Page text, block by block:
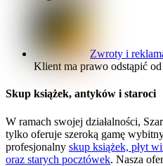
Zwroty i
Klient ma prawo odstąpić
Skup książek, antyków i staroci
W ramach swojej działalności,
tylko oferuje szeroką gamę
profesjonalny skup książek, płyt
oraz starych pocztówek. Nasza